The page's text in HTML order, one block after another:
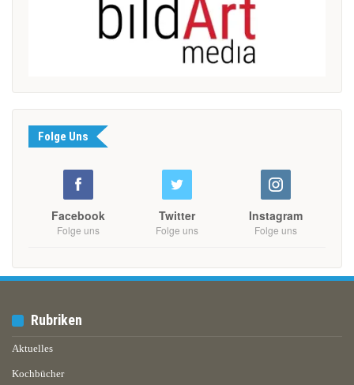
Folge Uns
Facebook
Folge uns
Twitter
Folge uns
Instagram
Folge uns
Rubriken
Aktuelles
Kochbücher